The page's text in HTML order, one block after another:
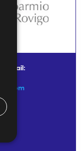
- mail: